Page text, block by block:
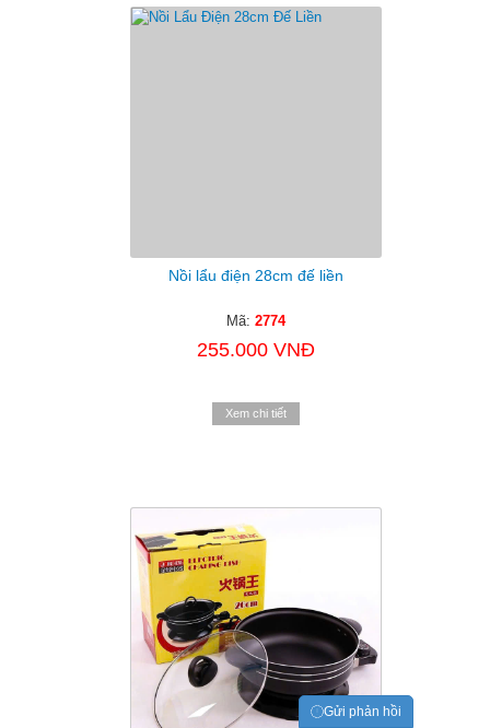
Nồi lẩu điện 28cm đế liền
Mã: 2774
255.000 VNĐ
Xem chi tiết
Gửi phản hồi